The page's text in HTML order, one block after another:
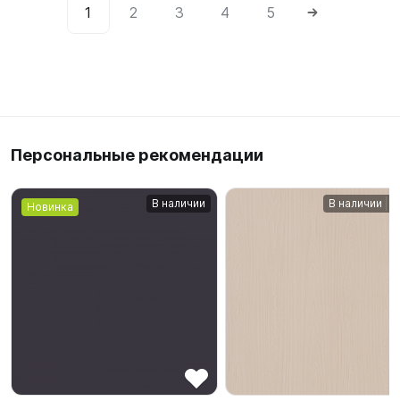
1 2 3 4 5
Персональные рекомендации
Новинка В наличии В наличии